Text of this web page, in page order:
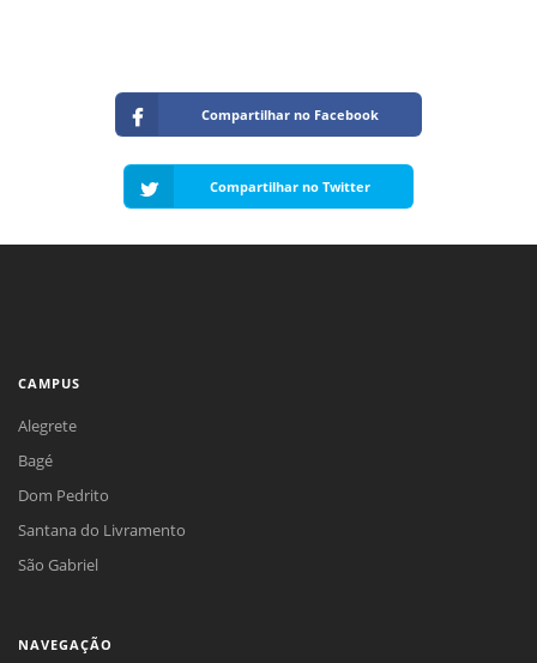
Compartilhar no Facebook
Compartilhar no Twitter
CAMPUS
Alegrete
Bagé
Dom Pedrito
Santana do Livramento
São Gabriel
NAVEGAÇÃO